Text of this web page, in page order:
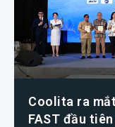
Coolita ra
FAST đầu